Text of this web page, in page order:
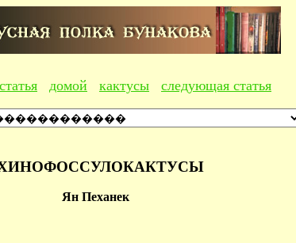
домой кактусы следующая статья
Ян Пеханек